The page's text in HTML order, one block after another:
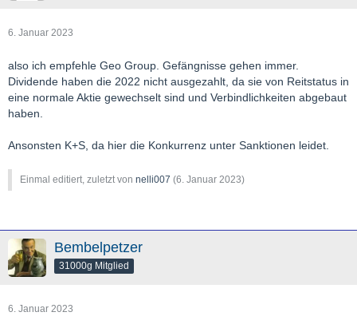
6. Januar 2023
also ich empfehle Geo Group. Gefängnisse gehen immer.
Dividende haben die 2022 nicht ausgezahlt, da sie von Reitstatus in
eine normale Aktie gewechselt sind und Verbindlichkeiten abgebaut
haben.
Ansonsten K+S, da hier die Konkurrenz unter Sanktionen leidet.
Einmal editiert, zuletzt von nelli007 (6. Januar 2023)
Bembelpetzer
31000g Mitglied
6. Januar 2023